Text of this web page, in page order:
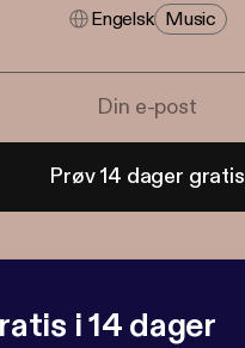
Engelsk Music
Prøv 14 dager gratis
i 14 dager